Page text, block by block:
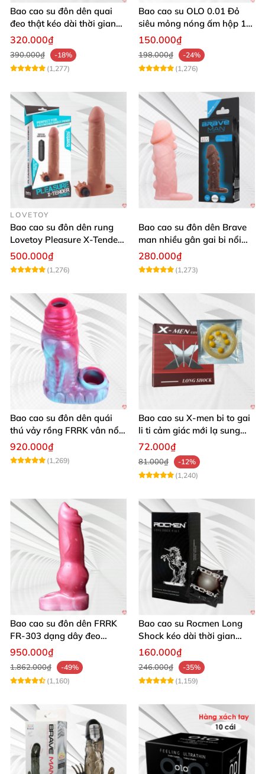
Bao cao su đôn dên quai
đeo thật kéo dài thời gian
quan hệ
320.000₫
390.000₫
-18%
(1,277)
Bao cao su OLO 0.01 Đỏ
siêu mỏng nóng ấm hộp 10
cái an toàn
150.000₫
198.000₫
-24%
(1,276)
LOVETOY
Bao cao su đôn dên rung
Lovetoy Pleasure X-Tender
tăng kích thước mạnh
500.000₫
(1,276)
Bao cao su đôn dên Brave
man nhiều gân gai bi nổi
tăng kích thước
280.000₫
(1,273)
Bao cao su đôn dên quái
thú vảy rồng FRRK vân nổi
hở đầu có quai đeo bìu
920.000₫
(1,269)
Bao cao su X-men bi to gai
li ti cảm giác mới lạ sung
sướng
72.000₫
81.000₫
-12%
(1,240)
Bao cao su đôn dên FRRK
FR‑303 dạng dây đeo
silicon y tế
950.000₫
1.862.000₫
-49%
(1,160)
Bao cao su Rocmen Long
Shock kéo dài thời gian
quan hệ hộp 12 cái
160.000₫
246.000₫
-35%
(1,159)